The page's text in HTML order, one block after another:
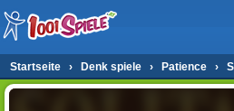
Startseite › Denk spiele › Patience ›